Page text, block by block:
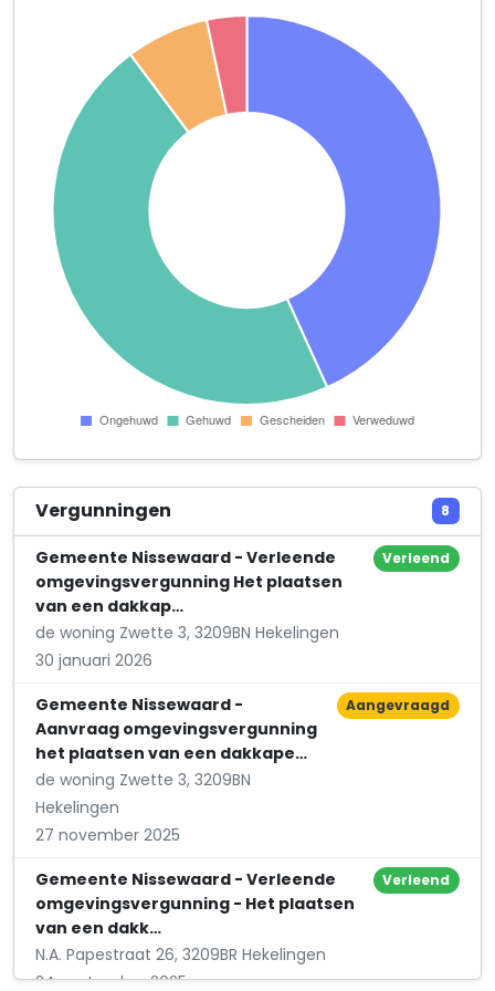
Stichting De Hofstee
Drogendijk 26 A
VA Rebecca
D. de Koninglaan 11
Vergunningen 8
Gemeente Nissewaard - Verleende
omgevingsvergunning Het plaatsen
van een dakkap…
de woning Zwette 3, 3209BN Hekelingen
Verleend
30 januari 2026
Gemeente Nissewaard -
Aanvraag omgevingsvergunning
het plaatsen van een dakkape…
de woning Zwette 3, 3209BN
Hekelingen
Aangevraagd
27 november 2025
Gemeente Nissewaard - Verleende
omgevingsvergunning - Het plaatsen
van een dakk…
N.A. Papestraat 26, 3209BR Hekelingen
Verleend
24 september 2025